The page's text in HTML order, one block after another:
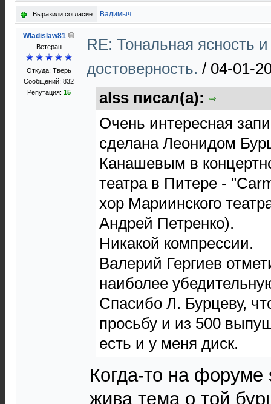
Выразили согласие: Вадимыч
Wladislaw81
Ветеран
Откуда: Тверь
Сообщений: 832
Репутация: 15
RE: Тональная ясность
достоверность. / 04-01-
alss писал(а):
Очень интересная
сделана Леонидом
Канашевым в
театра в Питере -
хор Мариинского
Андрей Петренко).
Никакой компрессии.
Валерий Гергиев
наиболее
Спасибо Л. Бурцеву,
просьбу и из 500
есть и у меня диск.
Когда-то на
жива тема о той